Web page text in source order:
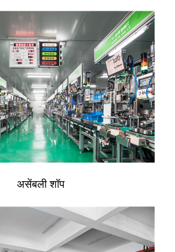
असेंबली शॉप